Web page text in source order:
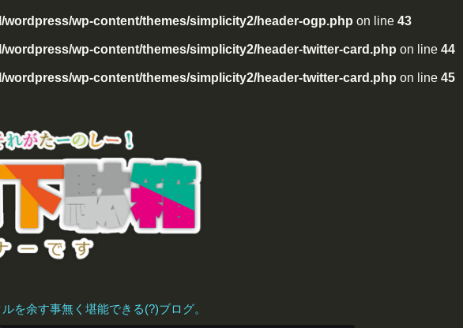
wp-content/themes/simplicity2/header-ogp.php on line 43
wp-content/themes/simplicity2/header-twitter-card.php on line 44
wp-content/themes/simplicity2/header-twitter-card.php on line 45
を余す事無く堪能できる(?)ブログ。